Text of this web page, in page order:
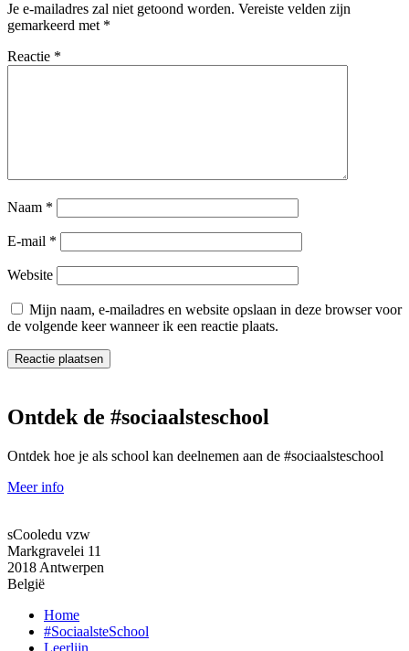
Je e-mailadres zal niet getoond worden. Vereiste velden zijn
gemarkeerd met *
Reactie *
Naam *
E-mail *
Website
Mijn naam, e-mailadres en website opslaan in deze browser voor
de volgende keer wanneer ik een reactie plaats.
Ontdek de #sociaalsteschool
Ontdek hoe je als school kan deelnemen aan de #sociaalsteschool
Meer info
sCooledu vzw
Markgravelei 11
2018 Antwerpen
België
Home
#SociaalsteSchool
Leerlijn